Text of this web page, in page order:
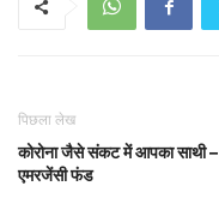
पिछला लेख
कोरोना जैसे संकट में आपका साथी –
एमरजेंसी फंड